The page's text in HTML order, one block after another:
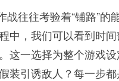
往往考验着“铺路”的
中，我们可以看到时
这一选择为整个游戏
装引诱敌人？每一步